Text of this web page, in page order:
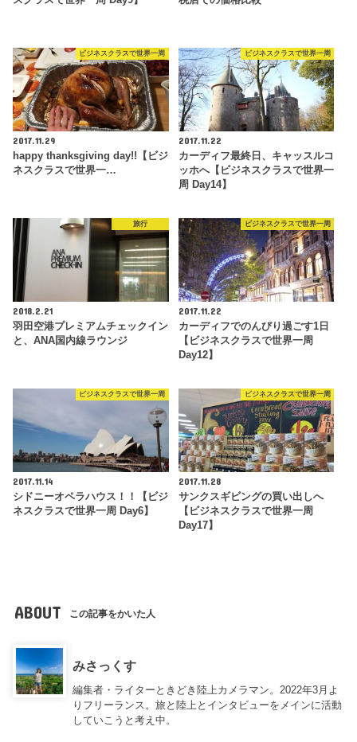
ビジネスクラスで世界一周
2017.11.29
happy thanksgiving day!!【ビジ
ネスクラスで世界一…
ビジネスクラスで世界一周
2017.11.22
カーディフ最終日、キャッスルコ
ッホへ【ビジネスクラスで世界一
周 Day14】
旅行
2018.2.21
羽田空港プレミアムチェックイン
と、ANA国内線ラウンジ
ビジネスクラスで世界一周
2017.11.22
カーディフでのんびり過ごす1日
【ビジネスクラスで世界一周
Day12】
ビジネスクラスで世界一周
2017.11.14
シドニーオペラハウス！！【ビジ
ネスクラスで世界一周 Day6】
ビジネスクラスで世界一周
2017.11.28
サンクスギビングの買い出しへ
【ビジネスクラスで世界一周
Day17】
ABOUT この記事をかいた人
みさっくす
編集者・ライターときどき陸上カメラマン。2022年3月よ
りフリーランス。旅と陸上とインタビューをメインに活動
していこうと考え中。